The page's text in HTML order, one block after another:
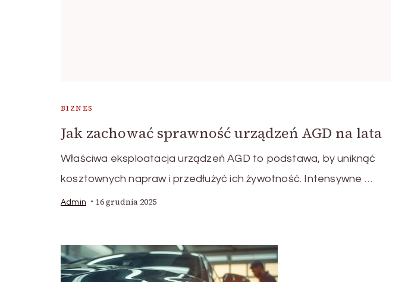
BIZNES
Jak zachować sprawność urządzeń AGD na lata
Właściwa eksploatacja urządzeń AGD to podstawa, by uniknąć
kosztownych napraw i przedłużyć ich żywotność. Intensywne …
Admin 16 grudnia 2025